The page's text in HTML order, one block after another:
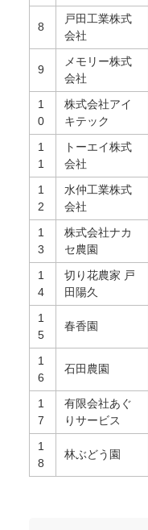
8
戸田工業株式
会社
9
メモリー株式
会社
1
0
株式会社アイ
キテック
1
1
トーエイ株式
会社
1
2
水仲工業株式
会社
1
3
株式会社ナカ
セ農園
1
4
切り花農家 戸
田陽久
1
5
春香園
1
6
石田農園
1
7
有限会社あぐ
りサービス
1
8
林ぶどう園